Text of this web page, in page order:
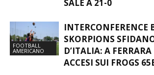
FOOTBALL
AMERICANO
SKORPIONS
D’ITALIA: A
ACCESI SUI FROGS